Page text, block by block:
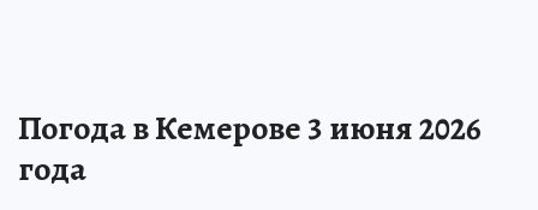
Погода в Кемерове 3 июня 2026
года